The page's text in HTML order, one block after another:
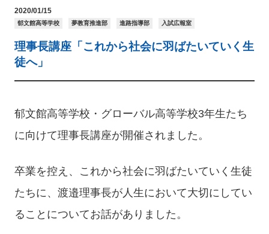
2020/01/15
郁文館高等学校 夢教育推進部 進路指導部 入試広報室
理事長講座「これから社会に羽ばたいていく生
徒へ」
郁文館高等学校・グローバル高等学校3年生たち
に向けて理事長講座が開催されました。
卒業を控え、これから社会に羽ばたいていく生徒
たちに、渡邉理事長が人生において大切にしてい
ることについてお話がありました。